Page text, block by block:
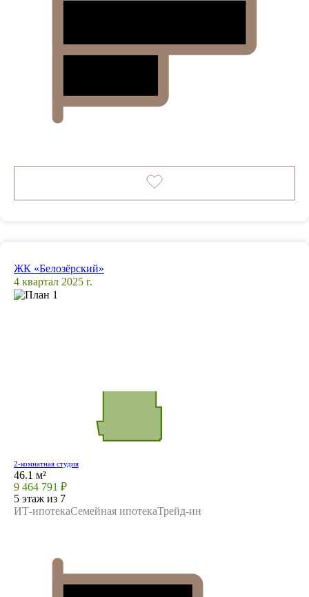
ЖК «Белозёрский»
4 квартал 2025 г.
2-комнатная студия
46.1 м²
9 464 791 ₽
5 этаж из 7
ИТ-ипотекаСемейная ипотекаТрейд-ин